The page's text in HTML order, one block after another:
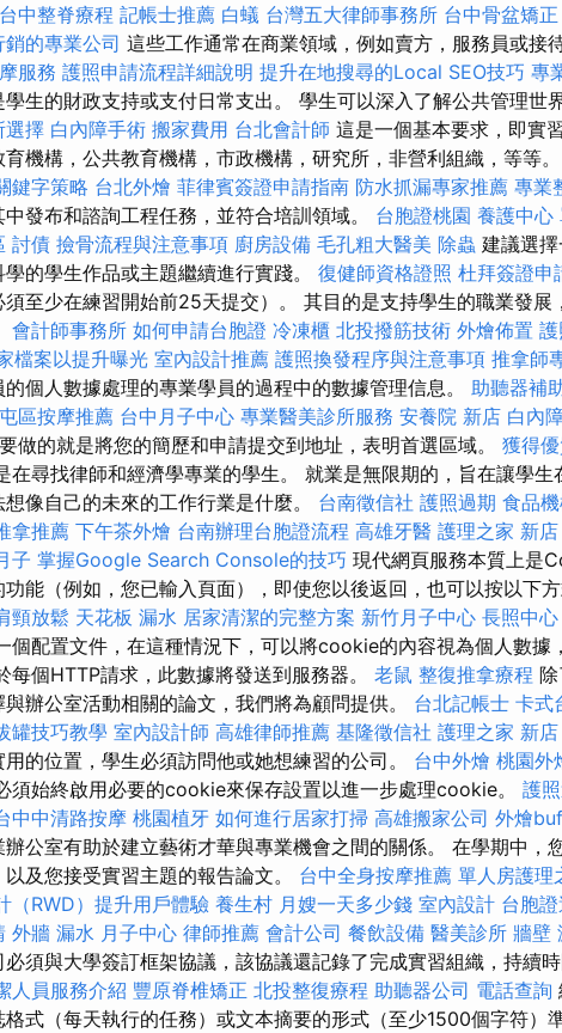
台中整脊療程 記帳士推薦 白蟻 台灣五大律師事務所 台中骨盆矯正
的專業公司 這些工作通常在商業領域，例如賣方，服務員或接
服務 護照申請流程詳細說明 提升在地搜尋的Local SEO技巧 專
生的財政支持或支付日常支出。 學生可以深入了解公共管理世
選擇 白內障手術 搬家費用 台北會計師 這是一個基本要求，即實
機構，公共教育機構，市政機構，研究所，非營利組織，等等。
鍵字策略 台北外燴 菲律賓簽證申請指南 防水抓漏專家推薦 專業
發布和諮詢工程任務，並符合培訓領域。 台胞證桃園 養護中心
討債 撿骨流程與注意事項 廚房設備 毛孔粗大醫美 除蟲 建議選
的學生作品或主題繼續進行實踐。 復健師資格證照 杜拜簽證申
至少在練習開始前25天提交）。 其目的是支持學生的職業發展
會計師事務所 如何申請台胞證 冷凍櫃 北投撥筋技術 外燴佈置
檔案以提升曝光 室內設計推薦 護照換發程序與注意事項 推拿師
個人數據處理的專業學員的過程中的數據管理信息。 助聽器補
區按摩推薦 台中月子中心 專業醫美診所服務 安養院 新店 白內
做的就是將您的簡歷和申請提交到地址，表明首選區域。 獲得
在尋找律師和經濟學專業的學生。 就業是無限期的，旨在讓學生
像自己的未來的工作行業是什麼。 台南徵信社 護照過期 食品
拿推薦 下午茶外燴 台南辦理台胞證流程 高雄牙醫 護理之家 新店
子 掌握Google Search Console的技巧 現代網頁服務本質上是
能（例如，您已輸入頁面），即使您以後返回，也可以按以下方
頸放鬆 天花板 漏水 居家清潔的完整方案 新竹月子中心 長照中
個配置文件，在這種情況下，可以將cookie的內容視為個人數據
每個HTTP請求，此數據將發送到服務器。 老鼠 整復推拿療程
辦公室活動相關的論文，我們將為顧問提供。 台北記帳士 卡式
罐技巧教學 室內設計師 高雄律師推薦 基隆徵信社 護理之家 新店
的位置，學生必須訪問他或她想練習的公司。 台中外燴 桃園外
須始終啟用必要的cookie來保存設置以進一步處理cookie。 護
中中清路按摩 桃園植牙 如何進行居家打掃 高雄搬家公司 外燴
公室有助於建立藝術才華與專業機會之間的關係。 在學期中，
及您接受實習主題的報告論文。 台中全身按摩推薦 單人房護理
（RWD）提升用戶體驗 養生村 月嫂一天多少錢 室內設計 台胞
外牆 漏水 月子中心 律師推薦 會計公司 餐飲設備 醫美診所 牆壁
須與大學簽訂框架協議，該協議還記錄了完成實習組織，持續
人員服務介紹 豐原脊椎矯正 北投整復療程 助聽器公司 電話查詢
式（每天執行的任務）或文本摘要的形式（至少1500個字符）